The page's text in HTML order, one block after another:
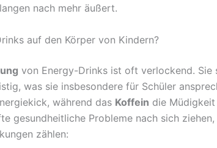
nach mehr äußert.
auf den Körper von Kindern?
von Energy-Drinks ist oft verlockend. Sie
was sie insbesondere für Schüler
während das Koffein die
gesundheitliche Probleme nach sich
zählen: